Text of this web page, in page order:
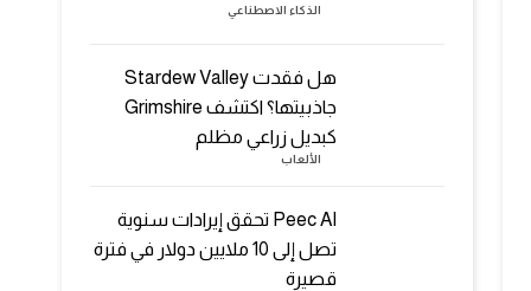
الذكاء الاصطناعي
هل فقدت Stardew Valley
جاذبيتها؟ اكتشف Grimshire
كبديل زراعي مظلم
الألعاب
Peec AI تحقق إيرادات سنوية
تصل إلى 10 ملايين دولار في فترة
قصيرة